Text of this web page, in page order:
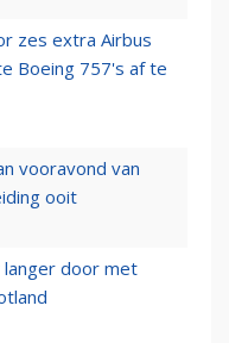
zes extra Airbus
Boeing 757's af te
vooravond van
ooit
langer door met